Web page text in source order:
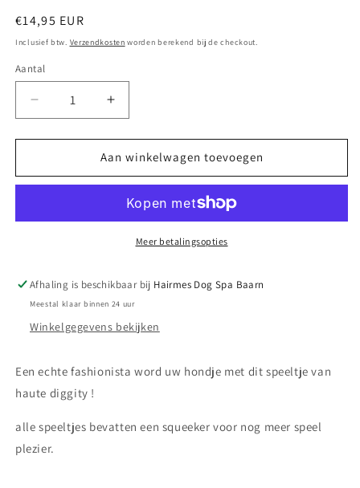
Normale
prijs
€14,95 EUR
Inclusief btw. Verzendkosten worden berekend bij de checkout.
Aantal
Aantal
verlagen
voor
Wagentino
slipper
Aantal
verhogen
voor
Wagentino
slipper
Aan winkelwagen toevoegen
Meer betalingsopties
Afhaling is beschikbaar bij Hairmes Dog Spa Baarn
Meestal klaar binnen 24 uur
Winkelgegevens bekijken
Een echte fashionista word uw hondje met dit speeltje van
haute diggity !
alle speeltjes bevatten een squeeker voor nog meer speel
plezier.